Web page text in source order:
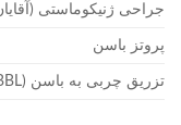
جراحی ژنیکوماستی
پروتز باسن
تزریق چربی به باسن (BBL)